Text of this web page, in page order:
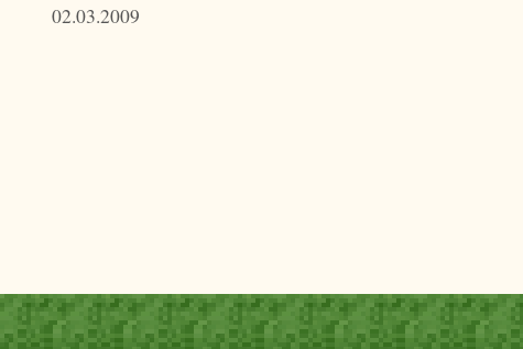
02.03.2009